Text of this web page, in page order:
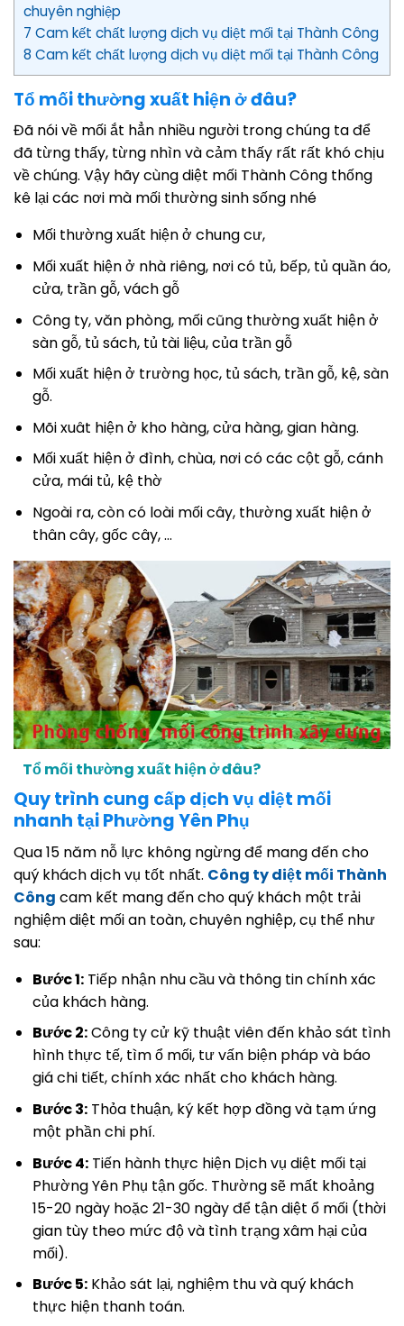
chuyên nghiệp
7 Cam kết chất lượng dịch vụ diệt mối tại Thành Công
8 Cam kết chất lượng dịch vụ diệt mối tại Thành Công
Tổ mối thường xuất hiện ở đâu?
Đã nói về mối ắt hẳn nhiều người trong chúng ta để
đã từng thấy, từng nhìn và cảm thấy rất rất khó chịu
về chúng. Vậy hãy cùng diệt mối Thành Công thống
kê lại các nơi mà mối thường sinh sống nhé
Mối thường xuất hiện ở chung cư,
Mối xuất hiện ở nhà riêng, nơi có tủ, bếp, tủ quần áo,
cửa, trần gỗ, vách gỗ
Công ty, văn phòng, mối cũng thường xuất hiện ở
sàn gỗ, tủ sách, tủ tài liệu, của trần gỗ
Mối xuất hiện ở trường học, tủ sách, trần gỗ, kệ, sàn
gỗ.
Mõi xuât hiện ở kho hàng, cửa hàng, gian hàng.
Mối xuất hiện ở đình, chùa, nơi có các cột gỗ, cánh
cửa, mái tủ, kệ thờ
Ngoài ra, còn có loài mối cây, thường xuất hiện ở
thân cây, gốc cây, …
Tổ mối thường xuất hiện ở đâu?
Quy trình cung cấp dịch vụ diệt mối
nhanh tại Phường Yên Phụ
Qua 15 năm nỗ lực không ngừng để mang đến cho
quý khách dịch vụ tốt nhất. Công ty diệt mối Thành
Công cam kết mang đến cho quý khách một trải
nghiệm diệt mối an toàn, chuyên nghiệp, cụ thể như
sau:
Bước 1:Tiếp nhận nhu cầu và thông tin chính xác
của khách hàng.
Bước 2:Công ty cử kỹ thuật viên đến khảo sát tình
hình thực tế, tìm ổ mối, tư vấn biện pháp và báo
giá chi tiết, chính xác nhất cho khách hàng.
Bước 3:Thỏa thuận, ký kết hợp đồng và tạm ứng
một phần chi phí.
Bước 4:Tiến hành thực hiện Dịch vụ diệt mối tại
Phường Yên Phụ tận gốc. Thường sẽ mất khoảng
15-20 ngày hoặc 21-30 ngày để tận diệt ổ mối (thời
gian tùy theo mức độ và tình trạng xâm hại của
mối).
Bước 5:Khảo sát lại, nghiệm thu và quý khách
thực hiện thanh toán.